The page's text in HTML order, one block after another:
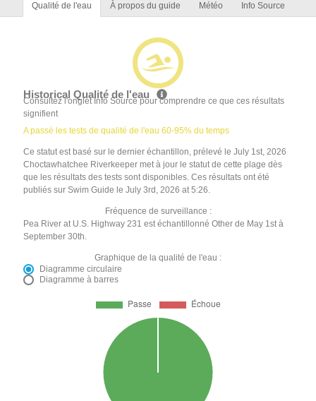
Qualité de l'eau À propos du guide Météo Info Source
Historical Qualité de l'eau
Consultez l'onglet Info Source pour comprendre ce que ces résultats
signifient
A passé les tests de qualité de l'eau 60-95% du temps
Ce statut est basé sur le dernier échantillon, prélevé le July 1st, 2026
Choctawhatchee Riverkeeper met à jour le statut de cette plage dès
que les résultats des tests sont disponibles. Ces résultats ont été
publiés sur Swim Guide le July 3rd, 2026 at 5:26.
Fréquence de surveillance :
Pea River at U.S. Highway 231 est échantillonné Other de May 1st à
September 30th.
Graphique de la qualité de l'eau :
Diagramme circulaire
Diagramme à barres